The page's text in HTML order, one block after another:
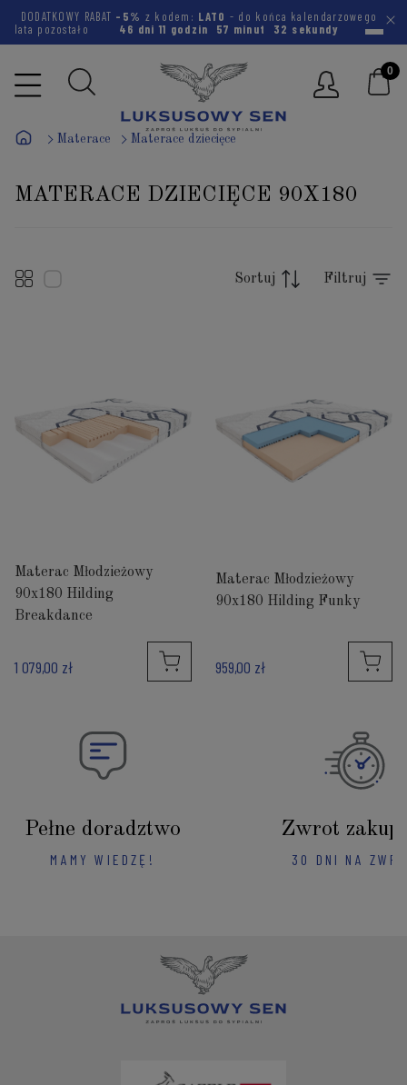
DODATKOWY RABAT -5% z kodem: LATO - do końca kalendarzowego
lata pozostało
46 dni 11 godzin 57 minut 32 sekundy
Materace Materace dziecięce
MATERACE DZIECIĘCE 90X180
Sortuj Filtruj
Materac Młodzieżowy
90x180 Hilding
Breakdance
1 079,00 zł
Materac Młodzieżowy
90x180 Hilding Funky
959,00 zł
Pełne doradztwo
MAMY WIEDZĘ!
Zwrot
30 DNI NA